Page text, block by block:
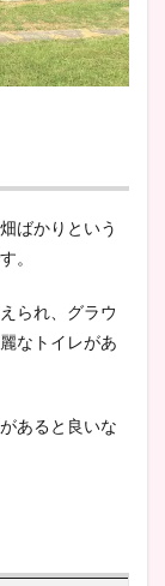
ばかりという
。
られ、グラウ
なトイレがあ
あると良いな